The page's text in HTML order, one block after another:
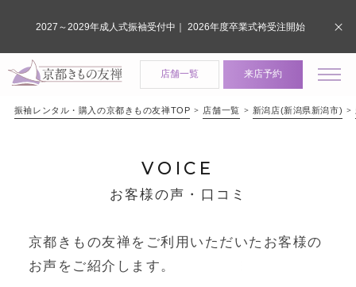
店舗一覧 来店予約
振袖レンタル・購入の京都きもの友禅TOP 店舗一覧 新潟店(新潟県新潟市)
VOICE
お客様の声・口コミ
京都きもの友禅をご利用いただいたお客様の
お声をご紹介します。
2027～2029年成人式振袖受付中｜ 2026年度卒業式袴受注開始